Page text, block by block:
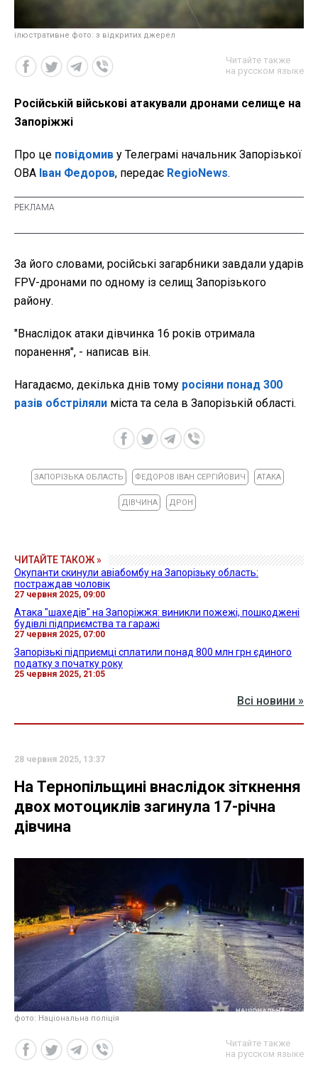
ілюстративне фото: з відкритих джерел
Читайте также
на русском языке
Російській військові атакували дронами селище на
Запоріжжі
Про це повідомив у Телеграмі начальник Запорізької
ОВА Іван Федоров, передає RegioNews.
За його словами, російські загарбники завдали ударів
FPV-дронами по одному із селищ Запорізького
району.
"Внаслідок атаки дівчинка 16 років отримала
поранення", - написав він.
Нагадаємо, декілька днів тому росіяни понад 300
разів обстріляли міста та села в Запорізькій області.
ЗАПОРІЗЬКА ОБЛАСТЬ ФЕДОРОВ ІВАН СЕРГІЙОВИЧ АТАКА
ДІВЧИНА ДРОН
ЧИТАЙТЕ ТАКОЖ »
Окупанти скинули авіабомбу на Запорізьку область:
постраждав чоловік
27 червня 2025, 09:00
Атака "шахедів" на Запоріжжя: виникли пожежі, пошкоджені
будівлі підприємства та гаражі
27 червня 2025, 07:00
Запорізькі підприємці сплатили понад 800 млн грн єдиного
податку з початку року
25 червня 2025, 21:05
Всі новини »
28 червня 2025, 13:37
На Тернопільщині внаслідок зіткнення
двох мотоциклів загинула 17-річна
дівчина
фото: Національна поліція
Читайте также
на русском языке